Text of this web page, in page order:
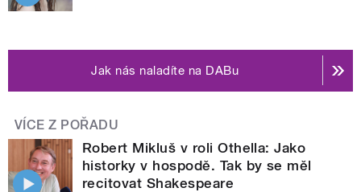
Jak nás naladíte na DABu
VÍCE Z POŘADU
Robert Mikluš v roli Othella: Jako
historky v hospodě. Tak by se měl
recitovat Shakespeare